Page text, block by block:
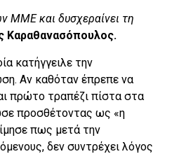
ΜΜΕ και δυσχεραίνει τη
Καραθανασόπουλος.
κατήγγειλε την
Αν καθόταν έπρεπε να
πρώτο τραπέζι πίστα στα
προσθέτοντας ως «η
πως μετά την
δεν συντρέχει λόγος